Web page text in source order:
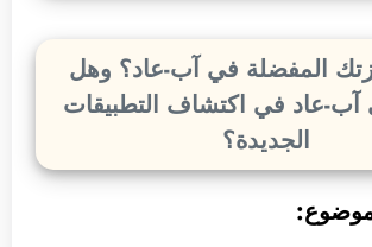
المفضلة في آب-عاد؟ وهل
آب-عاد في اكتشاف التطبيقات
الجديدة؟